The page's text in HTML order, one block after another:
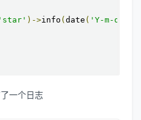
'star' )->info ( date ( 'Y-m-d
一个日志